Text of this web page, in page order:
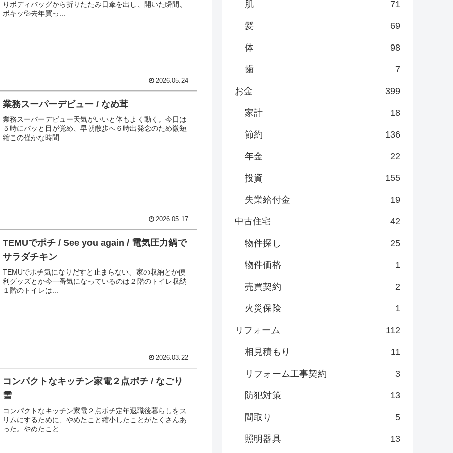
りボディバッグから折りたたみ日傘を出し、開いた瞬間、
ボキッ💦去年買っ...
2026.05.24
業務スーパーデビュー / なめ茸
業務スーパーデビュー天気がいいと体もよく動く。今日は
５時にパッと目が覚め、早朝散歩へ６時出発念のため微短
縮この僅かな時間...
2026.05.17
TEMUでポチ / See you again / 電気圧力鍋で
サラダチキン
TEMUでポチ気になりだすと止まらない、家の収納とか便
利グッズとか今一番気になっているのは２階のトイレ収納
１階のトイレは...
2026.03.22
コンパクトなキッチン家電２点ポチ / なごり
雪
コンパクトなキッチン家電２点ポチ定年退職後暮らしをス
リムにするために、やめたこと縮小したことがたくさんあ
った。やめたこと...
肌 71
髪 69
体 98
歯 7
お金 399
家計 18
節約 136
年金 22
投資 155
失業給付金 19
中古住宅 42
物件探し 25
物件価格 1
売買契約 2
火災保険 1
リフォーム 112
相見積もり 11
リフォーム工事契約 3
防犯対策 13
間取り 5
照明器具 13